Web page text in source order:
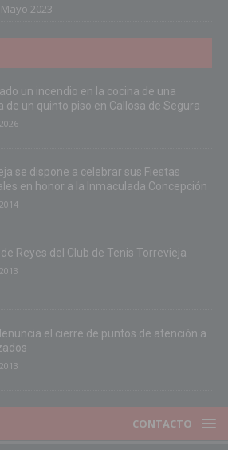
2023
un incendio en la cocina de una
de un quinto piso en Callosa de Segura
se dispone a celebrar sus Fiestas
en honor a la Inmaculada Concepción
Reyes del Club de Tenis Torrevieja
el cierre de puntos de atención a
CONTACTO